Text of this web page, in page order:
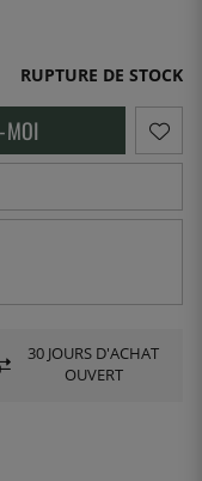
RUPTURE DE STOCK
MOI
30 JOURS D'ACHAT
OUVERT